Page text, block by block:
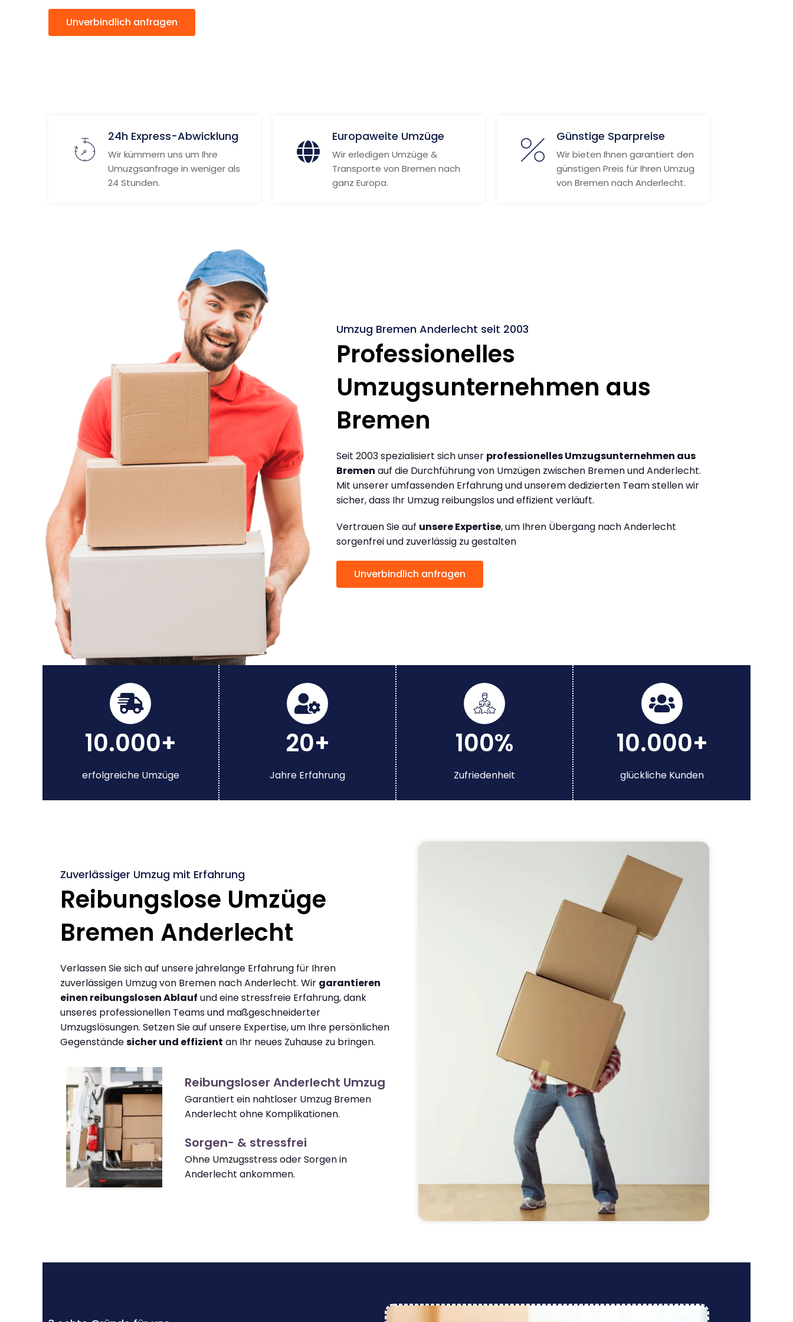
Unverbindlich anfragen
24h Express-Abwicklung
Wir kümmern uns um Ihre
Umuzgsanfrage in weniger als
24 Stunden.
Europaweite Umzüge
Wir erledigen Umzüge &
Transporte von Bremen nach
ganz Europa.
Günstige Sparpreise
Wir bieten Ihnen garantiert den
günstigen Preis für Ihren Umzug
von Bremen nach Anderlecht.
Umzug Bremen Anderlecht seit 2003
Professionelles
Umzugsunternehmen aus
Bremen
Seit 2003 spezialisiert sich unser professionelles Umzugsunternehmen aus
Bremen auf die Durchführung von Umzügen zwischen Bremen und Anderlecht.
Mit unserer umfassenden Erfahrung und unserem dedizierten Team stellen wir
sicher, dass Ihr Umzug reibungslos und effizient verläuft.
Vertrauen Sie auf unsere Expertise, um Ihren Übergang nach Anderlecht
sorgenfrei und zuverlässig zu gestalten
Unverbindlich anfragen
10.000+
erfolgreiche Umzüge
20+
Jahre Erfahrung
100%
Zufriedenheit
10.000+
glückliche Kunden
Zuverlässiger Umzug mit Erfahrung
Reibungslose Umzüge
Bremen Anderlecht
Verlassen Sie sich auf unsere jahrelange Erfahrung für Ihren
zuverlässigen Umzug von Bremen nach Anderlecht. Wir garantieren
einen reibungslosen Ablauf und eine stressfreie Erfahrung, dank
unseres professionellen Teams und maßgeschneiderter
Umzugslösungen. Setzen Sie auf unsere Expertise, um Ihre persönlichen
Gegenständesicher und effizient an Ihr neues Zuhause zu bringen.
Reibungsloser Anderlecht Umzug
Garantiert ein nahtloser Umzug Bremen
Anderlecht ohne Komplikationen.
Sorgen- & stressfrei
Ohne Umzugsstress oder Sorgen in
Anderlecht ankommen.